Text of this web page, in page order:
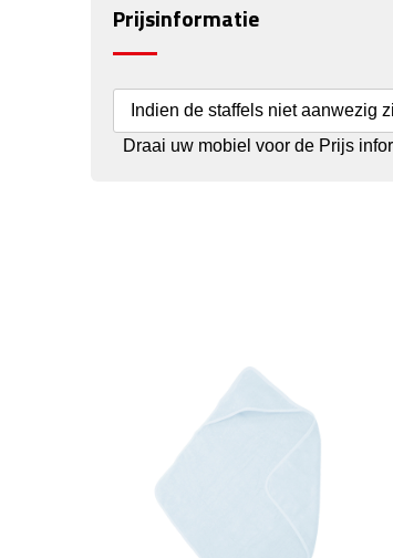
Prijsinformatie
Indien de staffels niet aanwezig
Draai uw mobiel voor de Prijs